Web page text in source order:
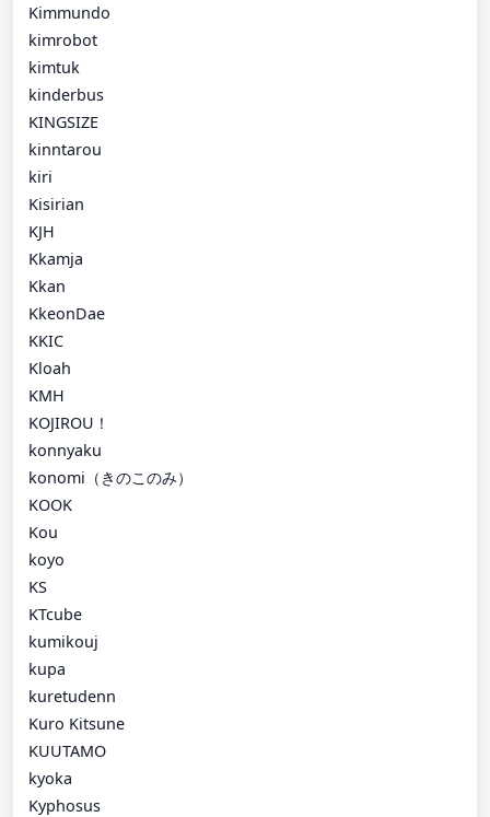
Kimmundo
kimrobot
kimtuk
kinderbus
KINGSIZE
kinntarou
kiri
Kisirian
KJH
Kkamja
Kkan
KkeonDae
KKIC
Kloah
KMH
KOJIROU！
konnyaku
konomi（きのこのみ）
KOOK
Kou
koyo
KS
KTcube
kumikouj
kupa
kuretudenn
Kuro Kitsune
KUUTAMO
kyoka
Kyphosus